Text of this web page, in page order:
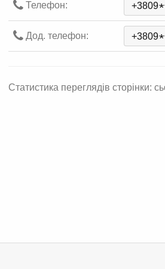
Телефон: +3809*
Дод. телефон: +3809*
Статистика переглядів сторінки: